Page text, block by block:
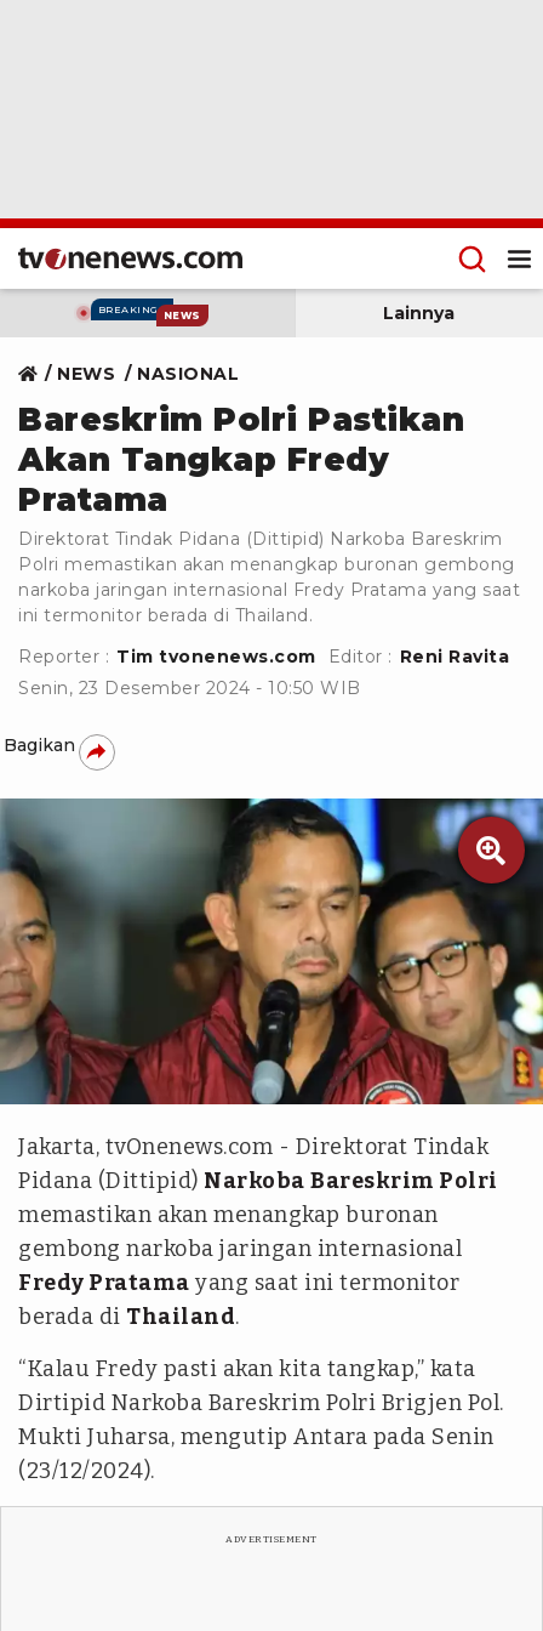
BREAKING NEWS Lainnya
NEWS NASIONAL
Bareskrim Polri Pastikan
Akan Tangkap Fredy
Pratama
Direktorat Tindak Pidana (Dittipid) Narkoba Bareskrim
Polri memastikan akan menangkap buronan gembong
narkoba jaringan internasional Fredy Pratama yang saat
ini termonitor berada di Thailand.
Reporter : Tim tvonenews.com Editor : Reni Ravita
Senin, 23 Desember 2024 - 10:50 WIB
Bagikan

Antara
Jakarta, tvOnenews.com - Direktorat Tindak
Pidana (Dittipid) Narkoba Bareskrim Polri
memastikan akan menangkap buronan
gembong narkoba jaringan internasional
Fredy Pratama yang saat ini termonitor
berada di Thailand.
“Kalau Fredy pasti akan kita tangkap,” kata
Dirtipid Narkoba Bareskrim Polri Brigjen Pol.
Mukti Juharsa, mengutip Antara pada Senin
(23/12/2024).
ADVERTISEMENT